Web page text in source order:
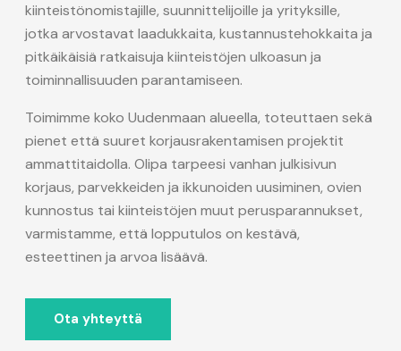
kiinteistönomistajille, suunnittelijoille ja yrityksille,
jotka arvostavat laadukkaita, kustannustehokkaita ja
pitkäikäisiä ratkaisuja kiinteistöjen ulkoasun ja
toiminnallisuuden parantamiseen.
Toimimme koko Uudenmaan alueella, toteuttaen sekä
pienet että suuret korjausrakentamisen projektit
ammattitaidolla. Olipa tarpeesi vanhan julkisivun
korjaus, parvekkeiden ja ikkunoiden uusiminen, ovien
kunnostus tai kiinteistöjen muut perusparannukset,
varmistamme, että lopputulos on kestävä,
esteettinen ja arvoa lisäävä.
Ota yhteyttä